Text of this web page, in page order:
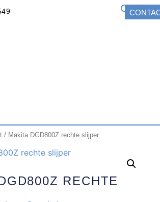
/ Makita DGD800Z rechte slijper
RECHTE